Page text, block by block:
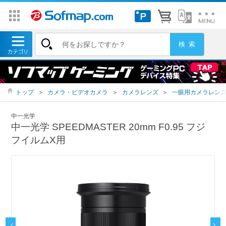
トップ ＞ カメラ・ビデオカメラ ＞ カメラレンズ ＞ 一眼用カメラレンズ
中一光学
中一光学 SPEEDMASTER 20mm F0.95 フジ
フイルムX用